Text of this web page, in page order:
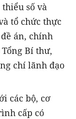
số và
tổ chức thực
án, chính
Bí thư,
chí lãnh đạo
các bộ, cơ
cấp có